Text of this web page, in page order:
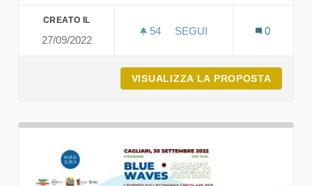
CREATO IL
27/09/2022
54 54 SOSTENITORI
SEGUI
0
VISUALIZZA LA PROPOSTA